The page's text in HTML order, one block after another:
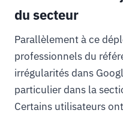
du secteur
Parallèlement à ce
professionnels du
irrégularités dans
particulier dans la
Certains utilisateurs